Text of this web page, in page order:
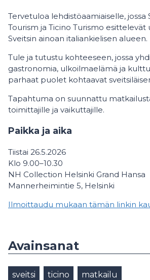
Tervetuloa lehdistöaamiaiselle, jossa
Tourism ja Ticino Turismo esittelevät
Sveitsin ainoan italiankielisen alueen.
Tule ja tutustu kohteeseen, jossa
gastronomia, ulkoilmaelämä ja
parhaat puolet kohtaavat
Tapahtuma on suunnattu
toimittajille ja vaikuttajille.
Paikka ja aika
Tiistai 26.5.2026
Klo 9.00–10.30
NH Collection Helsinki Grand Hansa
Mannerheimintie 5, Helsinki
Ilmoittaudu mukaan tämän linkin
Avainsanat
sveitsi ticino matkailu